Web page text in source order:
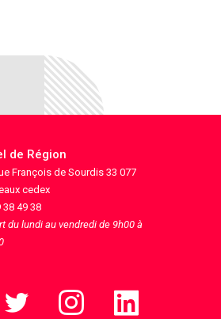
de Région
François de Sourdis 33 077
cedex
38 49 38
du lundi au vendredi de 9h00 à